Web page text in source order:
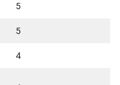
5
5
4